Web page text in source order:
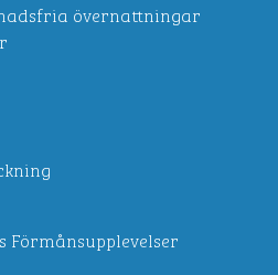
övernattningar
Förmånsupplevelser